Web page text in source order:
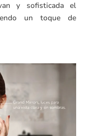
y sofisticada el
un toque de